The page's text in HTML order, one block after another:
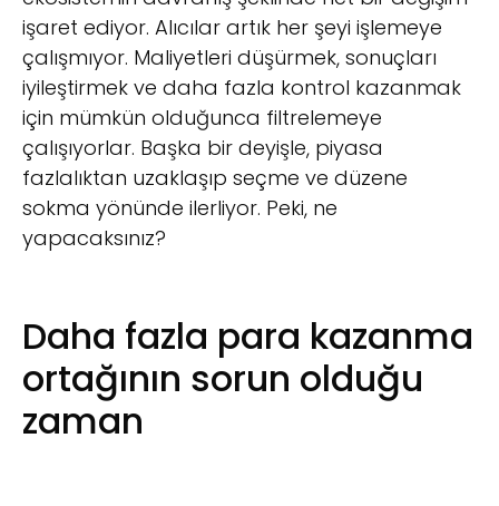
işaret ediyor. Alıcılar artık her şeyi işlemeye
çalışmıyor. Maliyetleri düşürmek, sonuçları
iyileştirmek ve daha fazla kontrol kazanmak
için mümkün olduğunca filtrelemeye
çalışıyorlar. Başka bir deyişle, piyasa
fazlalıktan uzaklaşıp seçme ve düzene
sokma yönünde ilerliyor. Peki, ne
yapacaksınız?
Daha fazla para kazanma
ortağının sorun olduğu
zaman